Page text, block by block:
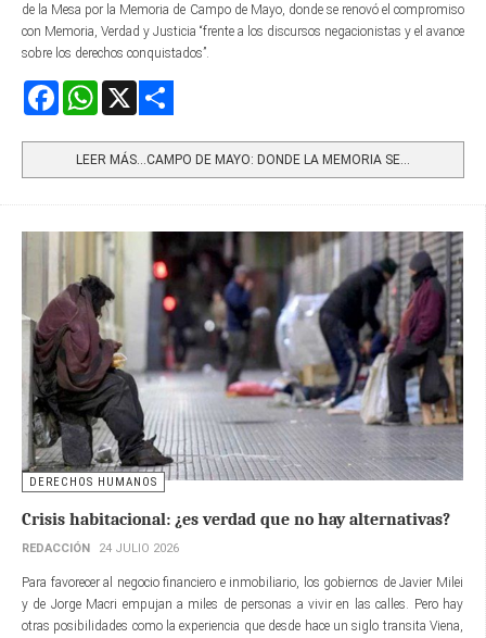
de la Mesa por la Memoria de Campo de Mayo, donde se renovó el compromiso
con Memoria, Verdad y Justicia “frente a los discursos negacionistas y el avance
sobre los derechos conquistados”.
FacebookWhatsApp
LEER MÁS…CAMPO DE MAYO: DONDE LA MEMORIA SE...
DERECHOS HUMANOS
Crisis habitacional: ¿es verdad que no hay alternativas?
REDACCIÓN 24 JULIO 2026
Para favorecer al negocio financiero e inmobiliario, los gobiernos de Javier Milei
y de Jorge Macri empujan a miles de personas a vivir en las calles. Pero hay
otras posibilidades como la experiencia que desde hace un siglo transita Viena,